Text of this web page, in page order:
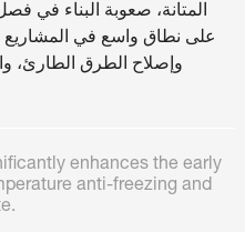
المتانة، صعوبة البناء في
على نطاق واسع في المشاريع
وإصلاح الطرق الطارئ،
enhances the early
anti-freezing and